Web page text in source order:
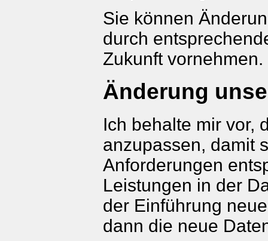
Sie können
durch
Zukunft vornehmen.
Änderung
Ich behalte mir vor,
anzupassen, damit
Anforderungen
Leistungen in der
der Einführung
dann die neue